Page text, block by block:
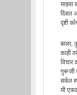
माझ्या
दिसत
दृष्टी
बाळा,
काही
विचार
गुरूजी
संकेत
मी